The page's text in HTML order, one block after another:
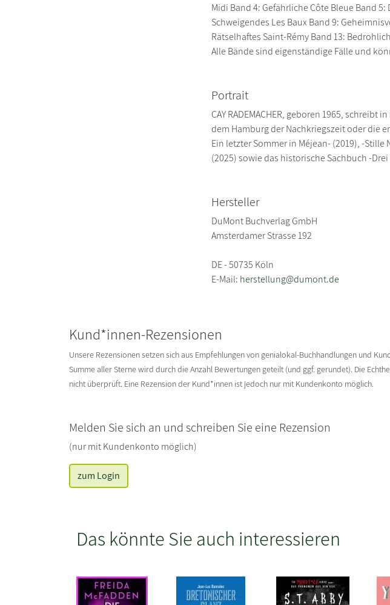
Midi Band 4: Gefährliche Côte Bleue Band
Schweigendes Les Baux Band 9:
Rätselhaftes Saint-Rémy Band 13:
Alle Bände sind eigenständige Fälle und
Portrait
CAY RADEMACHER, geboren 1965,
dem Hamburg der Nachkriegszeit oder die
Ein letzter Sommer in Méjean- (2019), -
(2025) sowie das historische Sachbuch -
Hersteller
DuMont Buchverlag GmbH
Amsterdamer Strasse 192
DE - 50735 Köln
E-Mail: herstellung@dumont.de
Kund*innen-Rezensionen
Unsere Rezensionen setzen sich aus Empfehlungen von genialokal-Buchhandlungen und
Summe aller Sterne wird durch die Anzahl Bewertungen geteilt (und ggf. gerundet). Die
nicht überprüft. Eine Rezension der Kund*innen ist jedoch nur mit Kundenkonto möglich.
Melden Sie sich an und schreiben Sie eine Rezension
(nur mit Kundenkonto möglich)
zum Login
Das könnte Sie auch interessieren